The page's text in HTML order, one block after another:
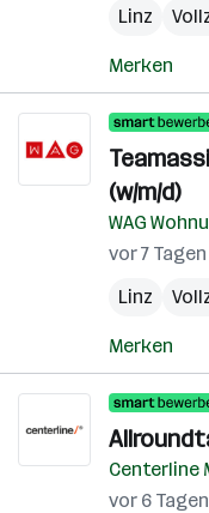
Linz
Merken
(w/m/d)
WAG
vor 7
Linz
Merken
Centerline
vor 6